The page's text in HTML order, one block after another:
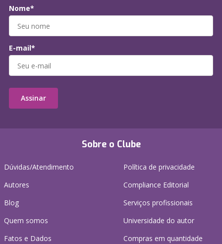
Sobre o Clube
Dúvidas/Atendimento
Autores
Blog
Quem somos
Fatos e Dados
Política de privacidade
Compliance Editorial
Serviços profissionais
Universidade do autor
Compras em quantidade
Nome*
E-mail*
Assinar